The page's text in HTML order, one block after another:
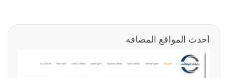
أحدث المواقع المضافه